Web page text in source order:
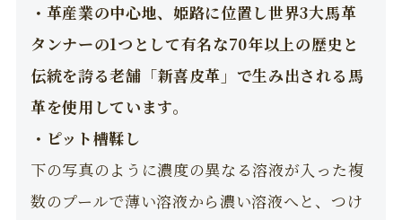
・革産業の中心地、姫路に位置し世界3大馬革
タンナーの1つとして有名な70年以上の歴史と
伝統を誇る老舗「新喜皮革」で生み出される馬
革を使用しています。
・ピット槽鞣し
下の写真のように濃度の異なる溶液が入った複
数のプールで薄い溶液から濃い溶液へと、つけ